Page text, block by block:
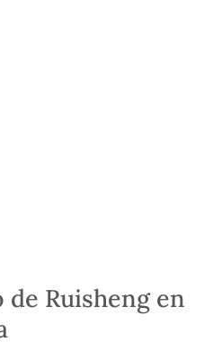
Ruisheng en